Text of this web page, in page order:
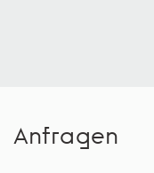
Anfragen